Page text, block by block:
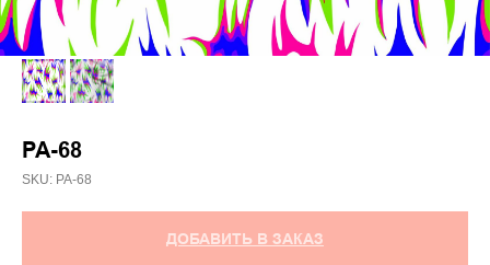
PA-68
SKU: РА-68
ДОБАВИТЬ В ЗАКАЗ